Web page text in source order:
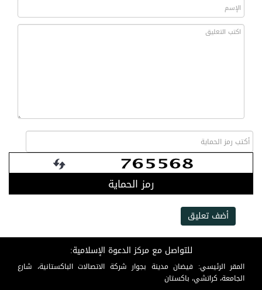
رمز الحماية
أضف تعليق
للتواصل مع مركز الدعوة الإسلامية:
المقر الرئيسي: فيضان مدينة بجوار شركة الاتصالات الباكستانية، شارع
الجامعة، كراتشي، باكستان